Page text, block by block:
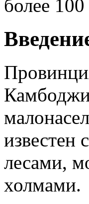
более
известен
лесами,
холмами.